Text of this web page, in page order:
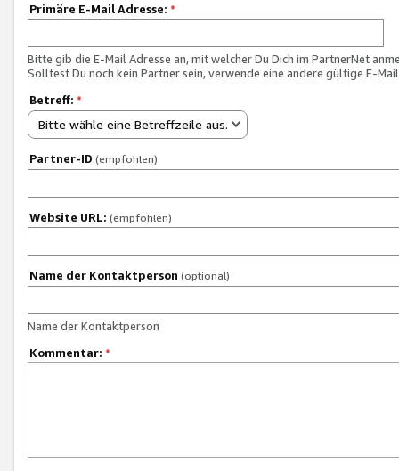
Primäre E-Mail Adresse: *
Bitte gib die E-Mail Adresse an, mit welcher Du Dich im PartnerNet
Solltest Du noch kein Partner sein, verwende eine andere gültige E-
Betreff: *
Bitte wähle eine Betreffzeile aus.
Partner-ID (empfohlen)
Website URL: (empfohlen)
Name der Kontaktperson (optional)
Name der Kontaktperson
Kommentar: *